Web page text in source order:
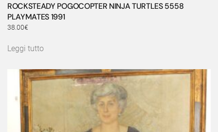
ROCKSTEADY POGOCOPTER NINJA TURTLES 5558
PLAYMATES 1991
38.00€
Leggi tutto